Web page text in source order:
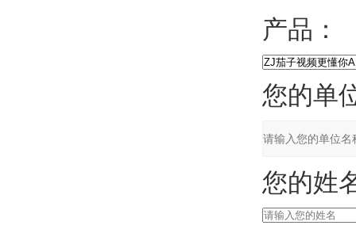
产品：
您的单位
您的姓名